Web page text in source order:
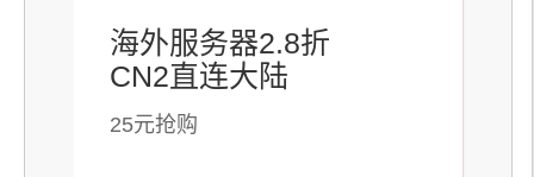
海外服务器2.8折
CN2直连大陆
25元抢购